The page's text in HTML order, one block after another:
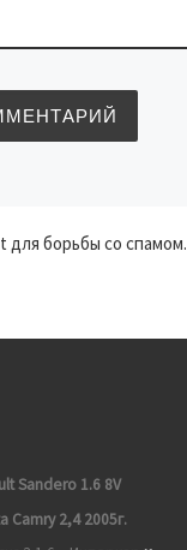
для борьбы со спамом.
Sandero 1.6 8V
Camry 2,4 2005г.